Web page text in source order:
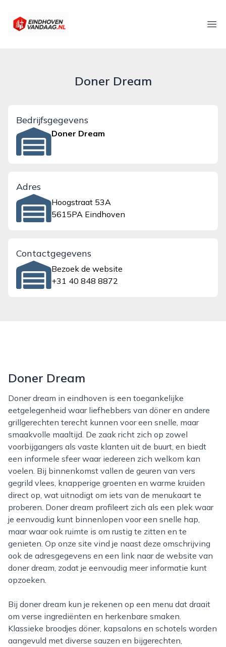
eindhovenvandaag.nl
Doner Dream
Bedrijfsgegevens
Doner Dream
Adres
Hoogstraat 53A
5615PA Eindhoven
Contactgegevens
Bezoek de website
+31 40 848 8872
Doner Dream
Doner dream in eindhoven is een toegankelijke
eetgelegenheid waar liefhebbers van döner en andere
grillgerechten terecht kunnen voor een snelle, maar
smaakvolle maaltijd. De zaak richt zich op zowel
voorbijgangers als vaste klanten uit de buurt, en biedt
een informele sfeer waar iedereen zich welkom kan
voelen. Bij binnenkomst vallen de geuren van vers
gegrild vlees, knapperige groenten en warme kruiden
direct op, wat uitnodigt om iets van de menukaart te
proberen. Doner dream profileert zich als een plek waar
je eenvoudig kunt binnenlopen voor een snelle hap,
maar waar ook ruimte is om rustig te zitten en te
genieten. Op onze site vind je naast deze omschrijving
ook de adresgegevens en een link naar de website van
doner dream, zodat je eenvoudig meer informatie kunt
opzoeken.
Bij doner dream kun je rekenen op een menu dat draait
om verse ingrediënten en herkenbare smaken.
Klassieke broodjes döner, kapsalons en schotels worden
aangevuld met diverse sauzen en bijgerechten,